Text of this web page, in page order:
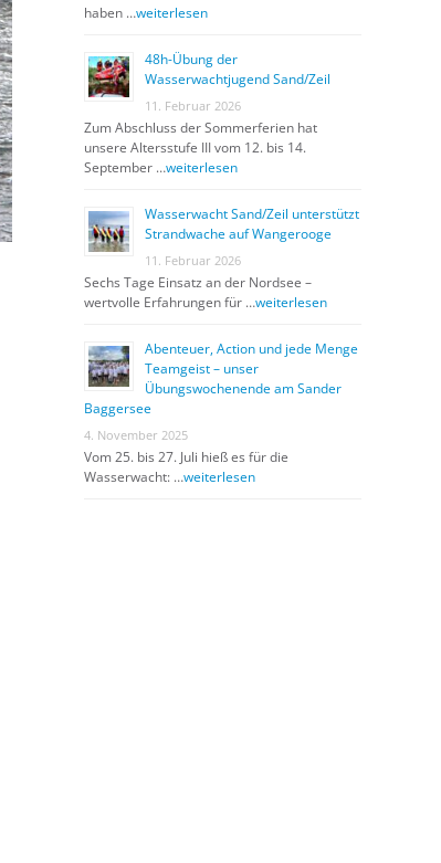
haben …weiterlesen
48h-Übung der
Wasserwachtjugend Sand/Zeil
11. Februar 2026
Zum Abschluss der Sommerferien hat
unsere Altersstufe III vom 12. bis 14.
September …weiterlesen
Wasserwacht Sand/Zeil unterstützt
Strandwache auf Wangerooge
11. Februar 2026
Sechs Tage Einsatz an der Nordsee –
wertvolle Erfahrungen für …weiterlesen
Abenteuer, Action und jede Menge
Teamgeist – unser
Übungswochenende am Sander
Baggersee
4. November 2025
Vom 25. bis 27. Juli hieß es für die
Wasserwacht: …weiterlesen